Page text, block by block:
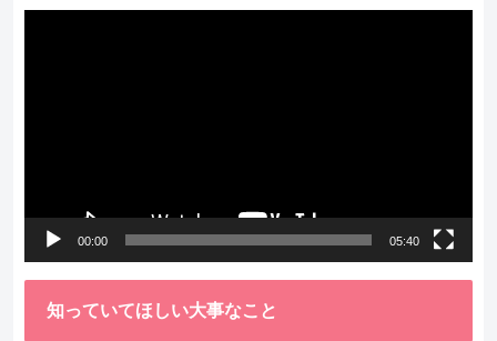
00:00 05:40
知っていてほしい大事なこと